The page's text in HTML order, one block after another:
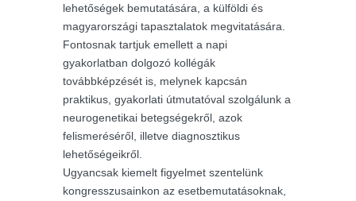
lehetőségek bemutatására, a külföldi és
magyarországi tapasztalatok megvitatására.
Fontosnak tartjuk emellett a napi
gyakorlatban dolgozó kollégák
továbbképzését is, melynek kapcsán
praktikus, gyakorlati útmutatóval szolgálunk a
neurogenetikai betegségekről, azok
felismeréséről, illetve diagnosztikus
lehetőségeikről.
Ugyancsak kiemelt figyelmet szentelünk
kongresszusainkon az esetbemutatásoknak,